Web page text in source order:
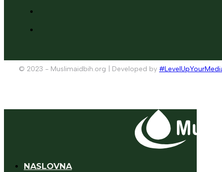
© 2023 - Muslimaidbih.org | Developed by
NASLOVNA